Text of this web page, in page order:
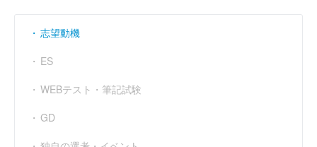
参加学生の大学 : 日東駒専やMARCHなど幅広い大学の方が参加し
ていた。特に工業系の大学生が多いなと感じました。
か？ : いいえ
26卒 夏インターン
志望動機
ES
WEBテスト・筆記試験
GD